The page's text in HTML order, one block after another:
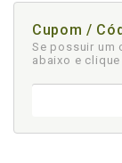
Cupom /
Se possuir um
abaixo e clique